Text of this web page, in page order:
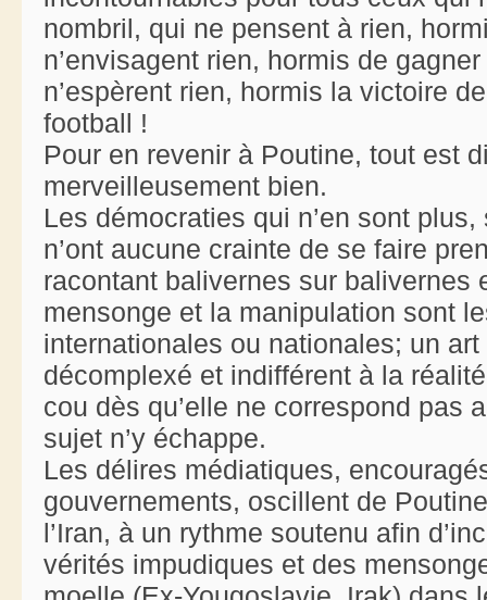
nombril, qui ne pensent à rien,
n’envisagent rien, hormis de
n’espèrent rien, hormis la victoire
football !
Pour en revenir à Poutine, tout est
merveilleusement bien.
Les démocraties qui n’en sont
n’ont aucune crainte de se faire
racontant balivernes sur balivernes
mensonge et la manipulation sont
internationales ou nationales; un
décomplexé et indifférent à la
cou dès qu’elle ne correspond pas
sujet n’y échappe.
Les délires médiatiques,
gouvernements, oscillent de
l’Iran, à un rythme soutenu afin
vérités impudiques et des